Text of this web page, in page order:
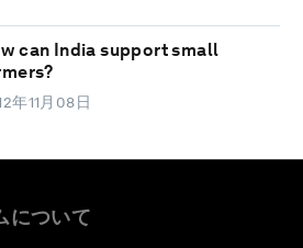
can India support small
年11月08日
について